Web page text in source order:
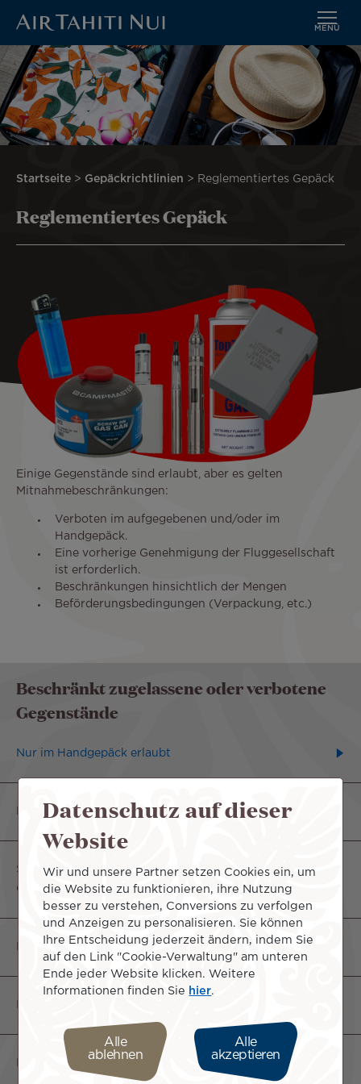
Hauptinhalt
wechseln
MENÜ
Pfadnavigation
Startseite Gepäckrichtlinien Reglementiertes Gepäck
Reglementiertes Gepäck
Einige Gegenstände sind erlaubt, aber es gelten
Mitnahmebeschränkungen:
Verboten im aufgegebenen und/oder im
Handgepäck.
Eine vorherige Genehmigung der Fluggesellschaft
ist erforderlich.
Beschränkungen hinsichtlich der Mengen
Beförderungsbedingungen (Verpackung, etc.)
Beschränkt zugelassene oder verbotene
Gegenstände
Nur im Handgepäck erlaubt
Nur im aufgegebenen Gepäck erlaubt
Sowohl im Handgepäck als auch im aufgegebenen
Gepäck erlaubt
Nur an der Person mitgeführt erlaubt
Flüssigkeiten, Pasten, Gele, Aerosole und Pulver
Datenschutz auf dieser
Website
Wir und unsere Partner setzen Cookies ein, um
die Website zu funktionieren, ihre Nutzung
besser zu verstehen, Conversions zu verfolgen
und Anzeigen zu personalisieren. Sie können
Ihre Entscheidung jederzeit ändern, indem Sie
auf den Link "Cookie-Verwaltung" am unteren
Ende jeder Website klicken. Weitere
Informationen finden Sie hier.
Alle
ablehnen
Alle
akzeptieren